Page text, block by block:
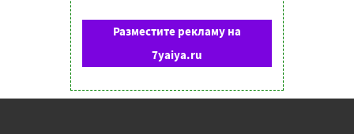
Разместите рекламу на
7yaiya.ru